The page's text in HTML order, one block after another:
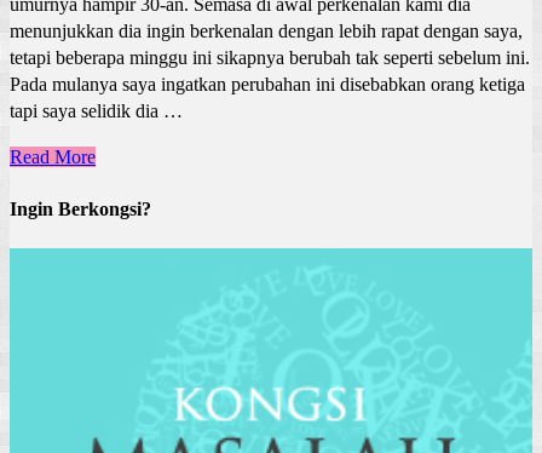
menunjukkan dia ingin berkenalan dengan lebih rapat dengan saya,
tetapi beberapa minggu ini sikapnya berubah tak seperti sebelum ini.
Pada mulanya saya ingatkan perubahan ini disebabkan orang ketiga
tapi saya selidik dia …
Read More
Ingin Berkongsi?